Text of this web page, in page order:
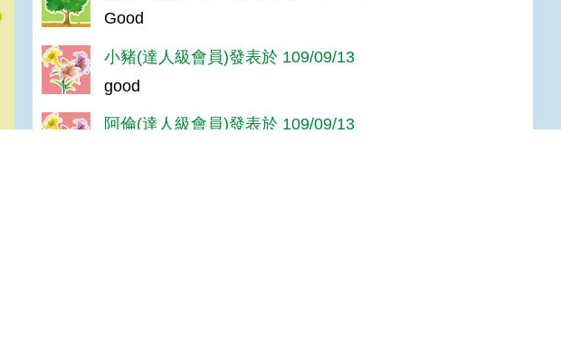
Good
小豬(達人級會員)發表於 109/09/13
good
阿倫(達人級會員)發表於 109/09/13